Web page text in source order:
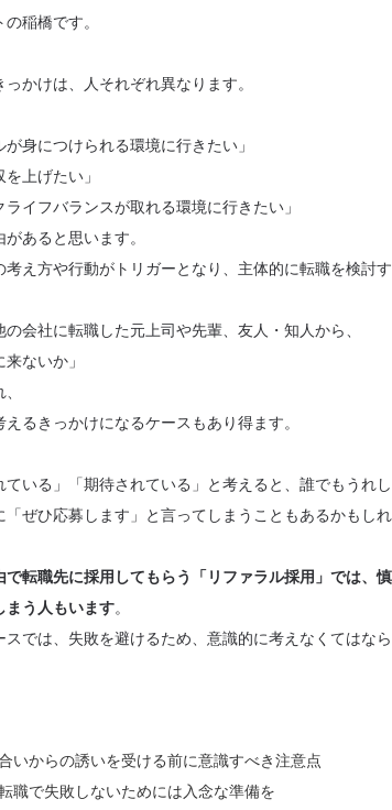
稲橋です。
かけは、人それぞれ異なります。
が身につけられる環境に行きたい」
を上げたい」
ライフバランスが取れる環境に行きたい」
あると思います。
え方や行動がトリガーとなり、主体的に転職を検討す
会社に転職した元上司や先輩、友人・知人から、
来ないか」
るきっかけになるケースもあり得ます。
ている」「期待されている」と考えると、誰でもうれ
ぜひ応募します」と言ってしまうこともあるかもしれ
で転職先に採用してもらう「リファラル採用」では、
まう人もいます。
スでは、失敗を避けるため、意識的に考えなくてはな
いからの誘いを受ける前に意識すべき注意点
職で失敗しないためには入念な準備を